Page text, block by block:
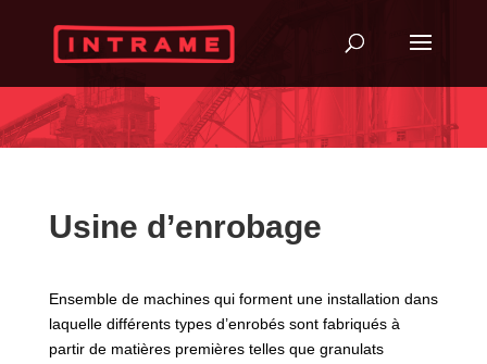
Usine d’enrobage
Ensemble de machines qui forment une installation dans
laquelle différents types d’enrobés sont fabriqués à
partir de matières premières telles que granulats